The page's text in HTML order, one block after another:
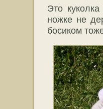
Это
ножке не
босиком